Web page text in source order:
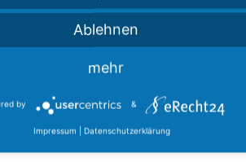
Ablehnen
mehr
by &
Impressum | Datenschutzerklärung